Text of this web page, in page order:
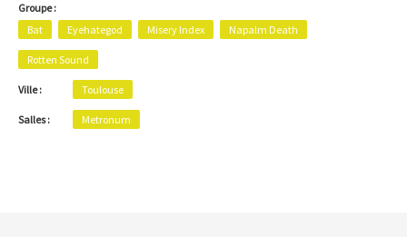
Groupe :
Bat
Eyehategod Misery Index Napalm Death
Rotten Sound
Ville : Toulouse
Salles : Metronum